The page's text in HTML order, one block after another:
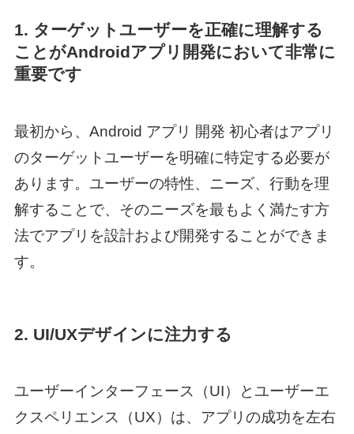
1. ターゲットユーザーを正確に理解する
ことがAndroidアプリ開発において非常に
重要です
最初から、 Android アプリ 開発 初心者はアプリ
のターゲットユーザーを明確に特定する必要が
あります。ユーザーの特性、ニーズ、行動を理
解することで、そのニーズを最もよく満たす方
法でアプリを設計および開発することができま
す。
2. UI/UXデザインに注力する
ユーザーインターフェース（UI）とユーザーエ
クスペリエンス（UX）は、アプリの成功を左右